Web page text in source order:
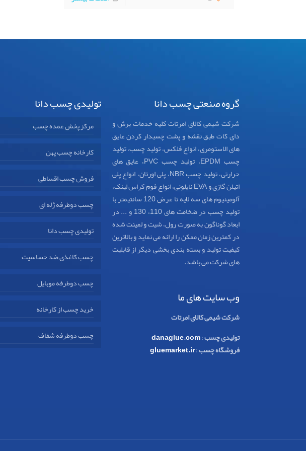
گروه صنعتی چسب دانا
شرکت شیمی کالای امرتات کلیه خدمات برش و
دای کات طبق نقشه و پشت چسبدار کردن عایق
های الاستومری، انواع فلکس، تولید چسب، تولید
چسب EPDM، تولید چسب PVC، عایق های
حرارتی، تولید چسب NBR، پلی اورتان، انواع پلی
اتیلن گازی و EVA نایلونی، انواع فوم کراس لینک،
آلومینیوم های سه لایه تا عرض 120 سانتیمتر با
تولید چسب در ضخامت های 110، 130 و ... در
ابعاد گوناگون به صورت رول، شیت و لمینت شده
در کمترین زمان ممکن را ارائه می نماید و بالاترین
کیفیت تولید و بسته بندی بخشی دیگر از قابلیت
های شرکت می باشد.
وب سایت های ما
شرکت شیمی کالای امرتات
تولیدی چسب:
danaglue.com
فروشگاه چسب:
gluemarket.ir
تولیدی چسب دانا
مرکز پخش عمده چسب
کارخانه چسب پهن
فروش چسب اقساطی
چسب دوطرفه ژله ای
تولیدی چسب دانا
چسب کاغذی ضد حساسیت
چسب دوطرفه موبایل
خرید چسب از کارخانه
چسب دوطرفه شفاف